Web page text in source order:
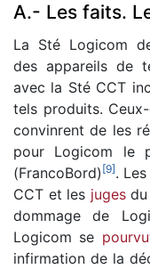
A.- Les faits.
La Sté Logicom
des appareils de
avec la Sté CCT
tels produits.
convinrent de les
pour Logicom le
(FrancoBord) [9].
CCT et les jugesdu
dommage de
Logicom se
infirmation de la